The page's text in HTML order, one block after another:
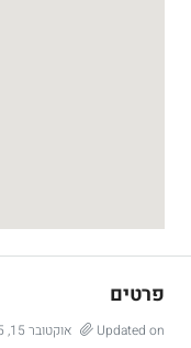
פרטים
Updated on אוקטובר 15, 2025 at 9:21 pm